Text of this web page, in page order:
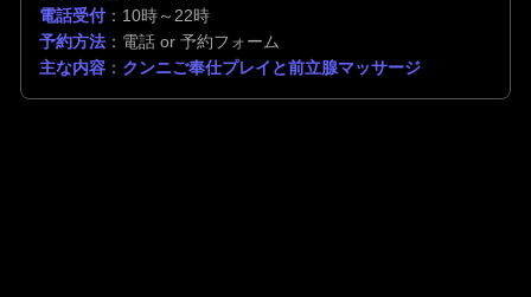
電話受付：10時～22時
予約方法 ：電話 or 予約フォーム
主な内容 ： クンニご奉仕プレイと前立腺マッサージ